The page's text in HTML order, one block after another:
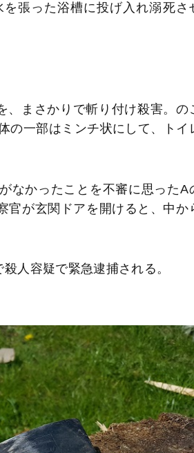
張った浴槽に投げ入れ溺死さ
まさかりで斬り付け殺害。の
の一部はミンチ状にして、トイ
なかったことを不審に思ったA
官が玄関ドアを開けると、中か
人容疑で緊急逮捕される。